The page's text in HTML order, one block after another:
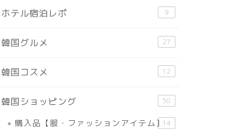
ホテル宿泊レポ 9
韓国グルメ 27
韓国コスメ 12
韓国ショッピング 50
購入品【服・ファッションアイテム】14